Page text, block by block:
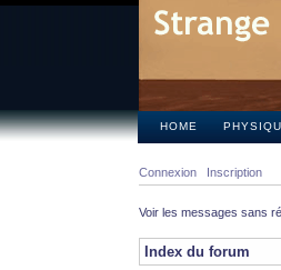
HOME
Connexion Inscription
Voir les messages sans
Index du forum